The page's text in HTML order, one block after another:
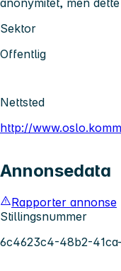
anonymitet, men
Sektor
Offentlig
Nettsted
http://
Annonsedata
Rapporter annonse
Stillingsnummer
6c4623c4-48b2-